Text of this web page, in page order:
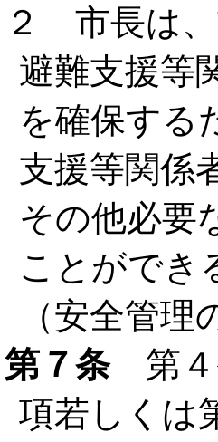
２ 市長は、
避難支援等
を確保する
支援等関係
その他必要
ことができ
（安全管
第７条第４
項若しくは